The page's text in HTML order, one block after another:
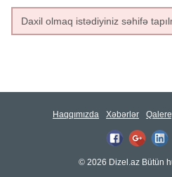
Daxil olmaq istədiyiniz səhifə
Haqqımızda Xəbərlər
© 2026 Dizel.az Bütün